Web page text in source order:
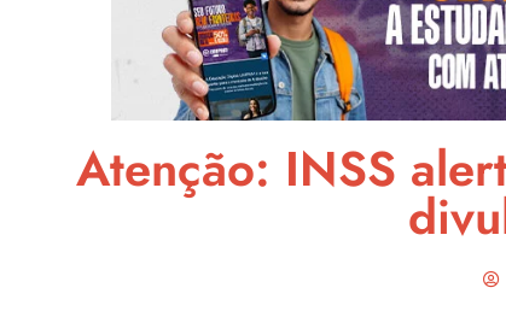
Atenção: INSS